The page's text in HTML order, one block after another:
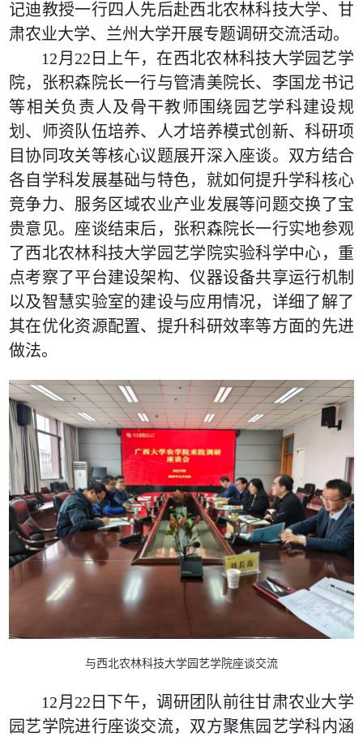
记迪教授一行四人先后赴西北农林科技大学、甘
肃农业大学、兰州大学开展专题调研交流活动。
12月22日上午，在西北农林科技大学园艺学
院，张积森院长一行与管清美院长、李国龙书记
等相关负责人及骨干教师围绕园艺学科建设规
划、师资队伍培养、人才培养模式创新、科研项
目协同攻关等核心议题展开深入座谈。双方结合
各自学科发展基础与特色，就如何提升学科核心
竞争力、服务区域农业产业发展等问题交换了宝
贵意见。座谈结束后，张积森院长一行实地参观
了西北农林科技大学园艺学院实验科学中心，重
点考察了平台建设架构、仪器设备共享运行机制
以及智慧实验室的建设与应用情况，详细了解了
其在优化资源配置、提升科研效率等方面的先进
做法。
与西北农林科技大学园艺学院座谈交流
12月22日下午，调研团队前往甘肃农业大学
园艺学院进行座谈交流，双方聚焦园艺学科内涵